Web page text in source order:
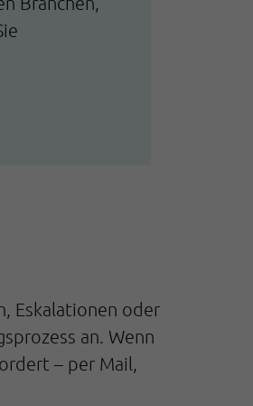
Eskalationen oder
an. Wenn
– per Mail,